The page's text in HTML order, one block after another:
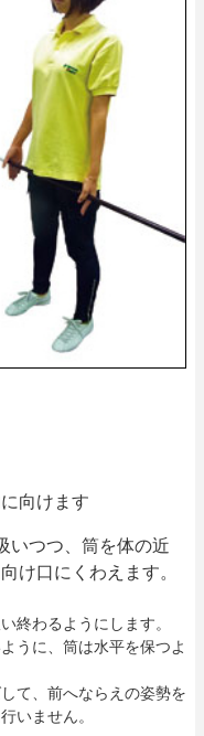
向けます
いつつ、筒を体の近
け口にくわえます。
終わるようにします。
うに、筒は水平を保つよ
て、前へならえの姿勢を
いません。